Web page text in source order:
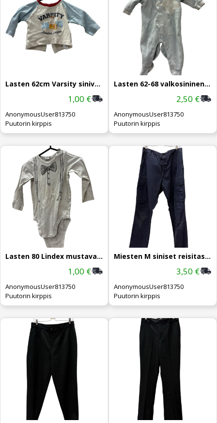
Lasten 62cm Varsity sinivalkoinen paita
1,00 €
AnonymousUser813750
Puutorin kirppis
Lasten 62-68 valkosininen nalle bodysuit
2,50 €
AnonymousUser813750
Puutorin kirppis
Lasten 80 Lindex mustavalkoinen body
1,00 €
AnonymousUser813750
Puutorin kirppis
Miesten M siniset reisitaskuhousut
3,50 €
AnonymousUser813750
Puutorin kirppis